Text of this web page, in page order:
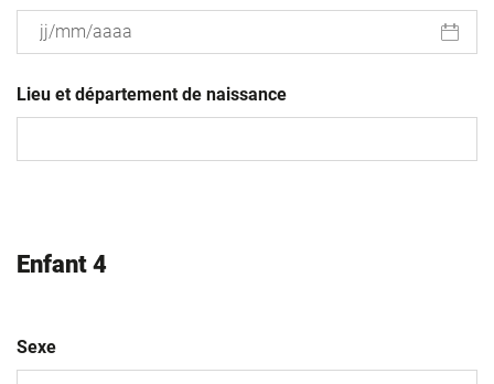
slash
MM
Lieu et département de naissance
Enfant 4
Sexe